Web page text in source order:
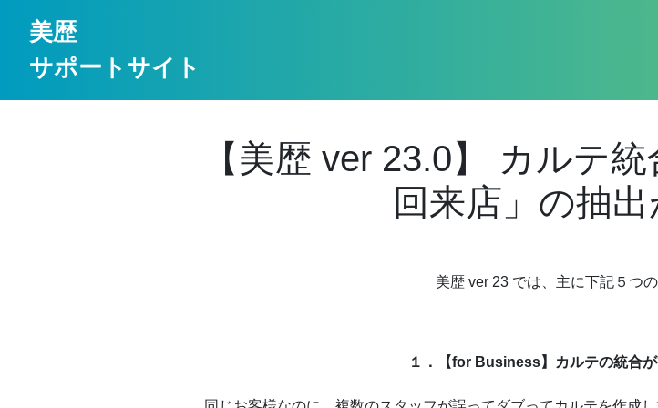
美歴
サポートサイト
【美歴 ver 23.0】 カルテ
回来店」の抽出
美歴 ver 23 では、主に下記５つ
１．【for Business】カルテの統合